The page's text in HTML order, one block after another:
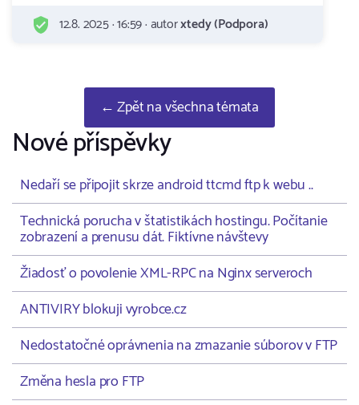
12.8. 2025 · 16:59 · autorxtedy (Podpora)
← Zpět na všechna témata
Nové příspěvky
Nedaří se připojit skrze android ttcmd ftp k webu ..
Technická porucha v štatistikách hostingu. Počítanie
zobrazení a prenusu dát. Fiktívne návštevy
Žiadosť o povolenie XML-RPC na Nginx serveroch
ANTIVIRY blokuji vyrobce.cz
Nedostatočné oprávnenia na zmazanie súborov v FTP
Změna hesla pro FTP